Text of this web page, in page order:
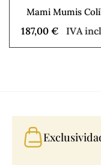
Mami Mumis
187,00€ IVA